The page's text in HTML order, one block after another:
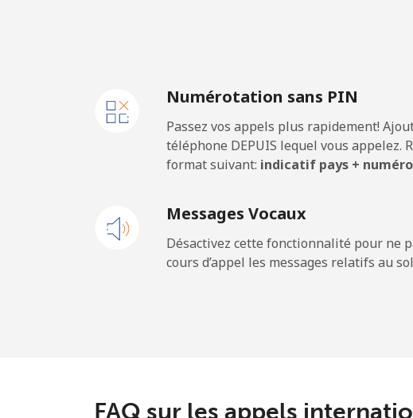
Mobile
San Marino
Mobile
Sao Tome And Principe
Numérotation sans PIN
Passez vos appels plus rapidement!
téléphone DEPUIS lequel vous appelez.
format suivant: indicatif pays +
Messages Vocaux
Désactivez cette fonctionnalité pour ne
cours d’appel les messages relatifs au
FAQ sur les appels